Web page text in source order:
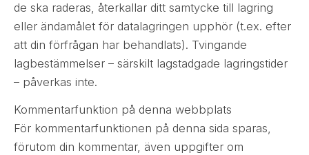
de ska raderas, återkallar ditt samtycke till lagring
eller ändamålet för datalagringen upphör (t.ex. efter
att din förfrågan har behandlats). Tvingande
lagbestämmelser – särskilt lagstadgade lagringstider
– påverkas inte.
Kommentarfunktion på denna webbplats
För kommentarfunktionen på denna sida sparas,
förutom din kommentar, även uppgifter om